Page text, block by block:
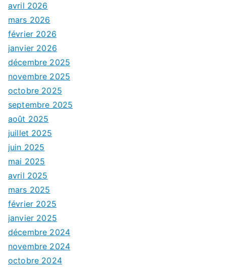
avril 2026
mars 2026
février 2026
janvier 2026
décembre 2025
novembre 2025
octobre 2025
septembre 2025
août 2025
juillet 2025
juin 2025
mai 2025
avril 2025
mars 2025
février 2025
janvier 2025
décembre 2024
novembre 2024
octobre 2024